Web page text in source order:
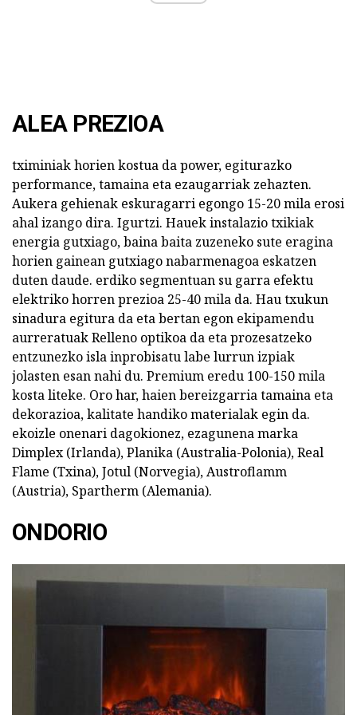
ALEA PREZIOA
tximiniak horien kostua da power, egiturazko
performance, tamaina eta ezaugarriak zehazten.
Aukera gehienak eskuragarri egongo 15-20 mila erosi
ahal izango dira. Igurtzi. Hauek instalazio txikiak
energia gutxiago, baina baita zuzeneko sute eragina
horien gainean gutxiago nabarmenagoa eskatzen
duten daude. erdiko segmentuan su garra efektu
elektriko horren prezioa 25-40 mila da. Hau txukun
sinadura egitura da eta bertan egon ekipamendu
aurreratuak Relleno optikoa da eta prozesatzeko
entzunezko isla inprobisatu labe lurrun izpiak
jolasten esan nahi du. Premium eredu 100-150 mila
kosta liteke. Oro har, haien bereizgarria tamaina eta
dekorazioa, kalitate handiko materialak egin da.
ekoizle onenari dagokionez, ezagunena marka
Dimplex (Irlanda), Planika (Australia-Polonia), Real
Flame (Txina), Jotul (Norvegia), Austroflamm
(Austria), Spartherm (Alemania).
ONDORIO